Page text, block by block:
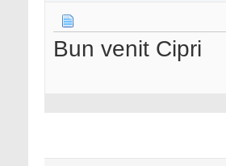
Bun venit Cipri